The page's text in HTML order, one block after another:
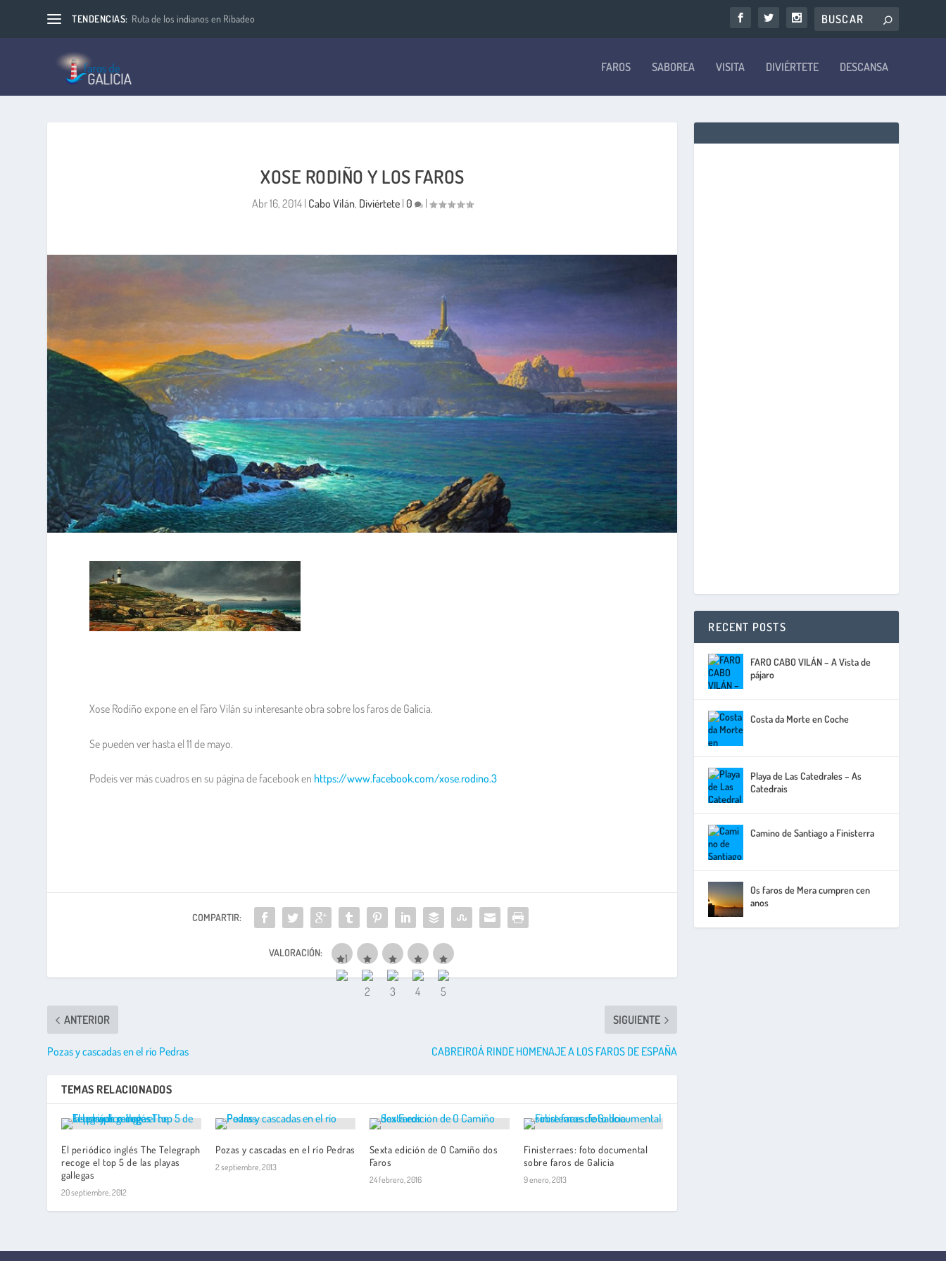
TENDENCIAS: Ruta de los indianos en Ribadeo
FAROS SABOREA VISITA DIVIÉRTETE DESCANSA
XOSE RODIÑO Y LOS FAROS
Abr 16, 2014| Cabo Vilán, Diviértete| 0 |
Xose Rodiño expone en el Faro Vilán su interesante obra sobre los faros de Galicia.
Se pueden ver hasta el 11 de mayo.
Podeis ver más cuadros en su página de facebook en https://www.facebook.com/xose.rodino.3
COMPARTIR:
VALORACIÓN:
ANTERIOR
Pozas y cascadas en el río Pedras
SIGUIENTE
CABREIROÁ RINDE HOMENAJE A LOS FAROS DE ESPAÑA
TEMAS RELACIONADOS
El periódico inglés The Telegraph
recoge el top 5 de las playas
gallegas
20 septiembre, 2012
Pozas y cascadas en el río Pedras
2 septiembre, 2013
Sexta edición de O Camiño dos
Faros
24 febrero, 2016
Finisterraes: foto documental
sobre faros de Galicia
9 enero, 2013
RECENT POSTS
FARO CABO VILÁN – A Vista de
pájaro
Costa da Morte en Coche
Playa de Las Catedrales – As
Catedrais
Camino de Santiago a Finisterra
Os faros de Mera cumpren cen
anos